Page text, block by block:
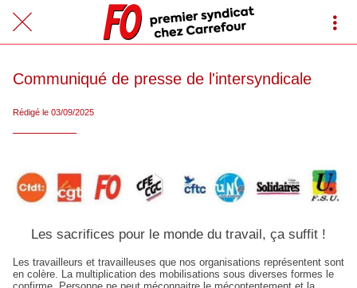
Communiqué de presse de l'intersyndicale
Rédigé le 03/09/2025
Les sacrifices pour le monde du travail, ça suffit !
Les travailleurs et travailleuses que nos organisations représentent sont
en colère. La multiplication des mobilisations sous diverses formes le